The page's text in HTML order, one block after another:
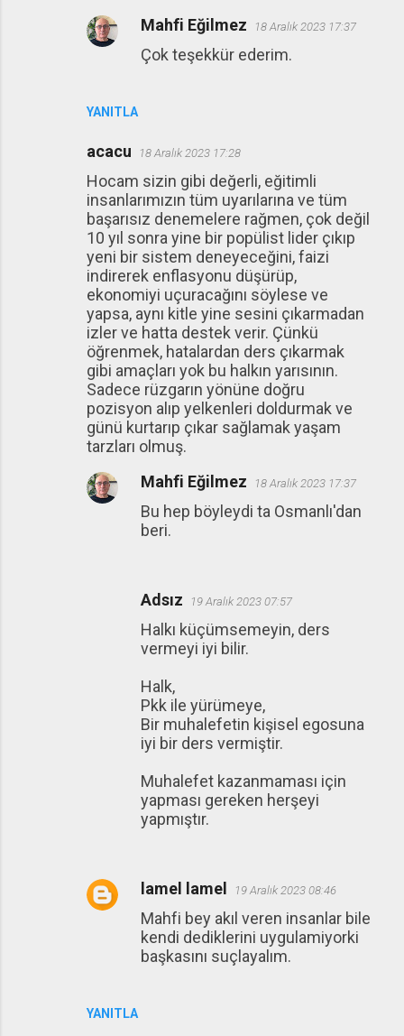
YANITLA
Mahfi Eğilmez 18 Aralık 2023 17:37
Çok teşekkür ederim.
acacu 18 Aralık 2023 17:28
Hocam sizin gibi değerli, eğitimli
insanlarımızın tüm uyarılarına ve tüm
başarısız denemelere rağmen, çok değil
10 yıl sonra yine bir popülist lider çıkıp
yeni bir sistem deneyeceğini, faizi
indirerek enflasyonu düşürüp,
ekonomiyi uçuracağını söylese ve
yapsa, aynı kitle yine sesini çıkarmadan
izler ve hatta destek verir. Çünkü
öğrenmek, hatalardan ders çıkarmak
gibi amaçları yok bu halkın yarısının.
Sadece rüzgarın yönüne doğru
pozisyon alıp yelkenleri doldurmak ve
günü kurtarıp çıkar sağlamak yaşam
tarzları olmuş.
YANITLA
Mahfi Eğilmez 18 Aralık 2023 17:37
Bu hep böyleydi ta Osmanlı'dan
beri.
Adsız 19 Aralık 2023 07:57
Halkı küçümsemeyin, ders
vermeyi iyi bilir.
Halk,
Pkk ile yürümeye,
Bir muhalefetin kişisel egosuna
iyi bir ders vermiştir.
Muhalefet kazanmaması için
yapması gereken herşeyi
yapmıştır.
lamel lamel 19 Aralık 2023 08:46
Mahfi bey akıl veren insanlar bile
kendi dediklerini uygulamiyorki
başkasını suçlayalım.